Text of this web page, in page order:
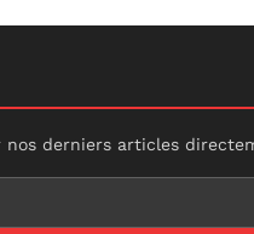
nos derniers articles